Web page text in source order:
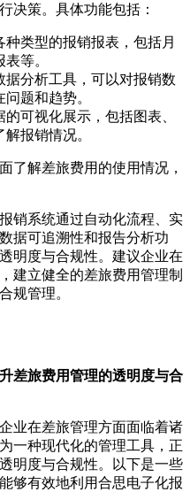
决策。具体功能包括：
种类型的报销报表，包括月
等。
据分析工具，可以对报销数
题和趋势。
的可视化展示，包括图表、
报销情况。
了解差旅费用的使用情况，
销系统通过自动化流程、实
据可追溯性和报告分析功
明度与合规性。建议企业在
建立健全的差旅费用管理制
规管理。
差旅费用管理的透明度与合
业在差旅管理方面面临着诸
一种现代化的管理工具，正
明度与合规性。以下是一些
够有效地利用合思电子化报